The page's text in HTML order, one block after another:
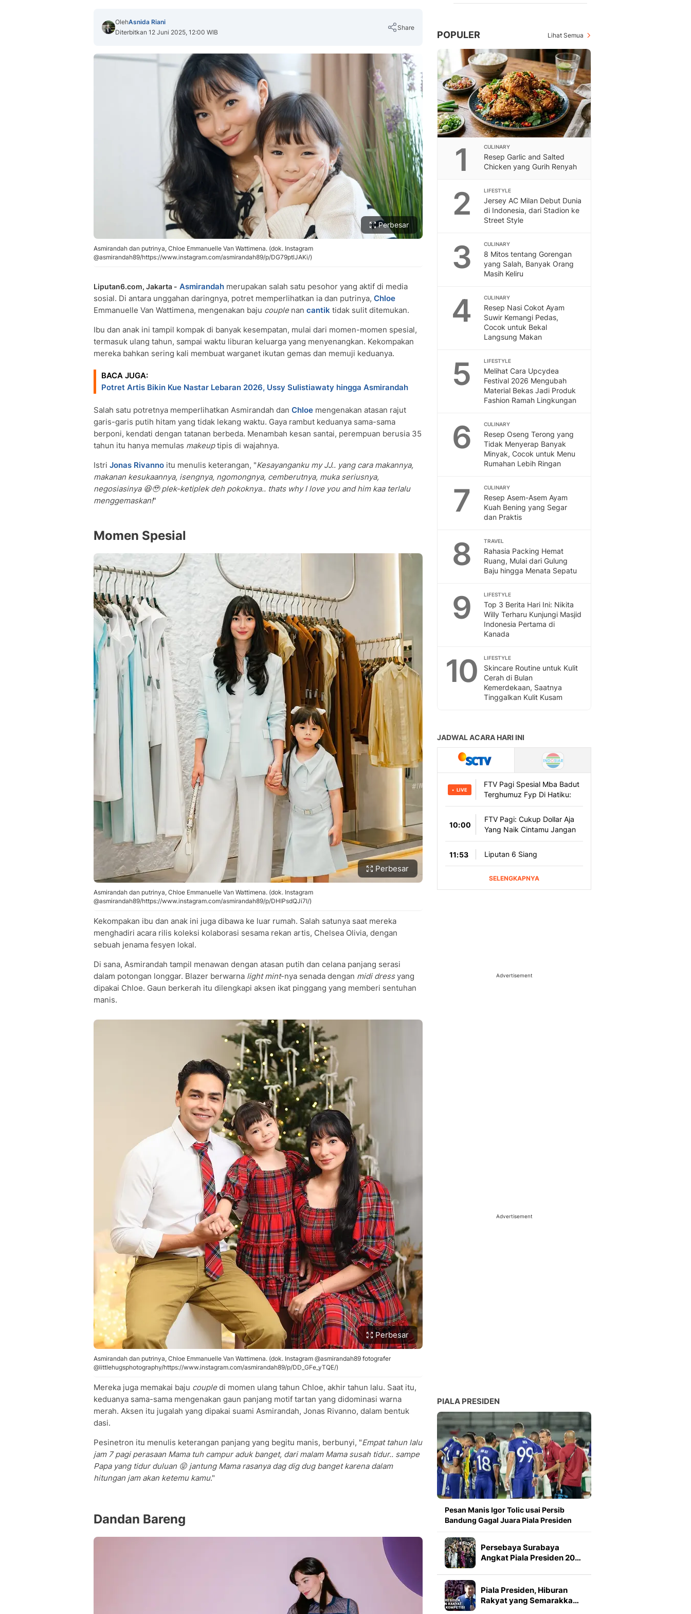
OlehAsnida Riani
Diterbitkan 12 Juni 2025, 12:00 WIB
Share
Copy Link
Perbesar
Asmirandah dan putrinya, Chloe Emmanuelle Van Wattimena. (dok. Instagram
@asmirandah89/https://www.instagram.com/asmirandah89/p/DG79ptlJAKi/)
Liputan6.com, Jakarta - Asmirandah merupakan salah satu pesohor yang aktif di media
sosial. Di antara unggahan daringnya, potret memperlihatkan ia dan putrinya, Chloe
Emmanuelle Van Wattimena, mengenakan baju couple nan cantik tidak sulit ditemukan.
Ibu dan anak ini tampil kompak di banyak kesempatan, mulai dari momen-momen spesial,
termasuk ulang tahun, sampai waktu liburan keluarga yang menyenangkan. Kekompakan
mereka bahkan sering kali membuat warganet ikutan gemas dan memuji keduanya.
BACA JUGA:
Potret Artis Bikin Kue Nastar Lebaran 2026, Ussy Sulistiawaty hingga Asmirandah
Salah satu potretnya memperlihatkan Asmirandah dan Chloe mengenakan atasan rajut
garis-garis putih hitam yang tidak lekang waktu. Gaya rambut keduanya sama-sama
berponi, kendati dengan tatanan berbeda. Menambah kesan santai, perempuan berusia 35
tahun itu hanya memulas makeuptipis di wajahnya.
Istri Jonas Rivanno itu menulis keterangan, "Kesayanganku my JJ.. yang cara makannya,
makanan kesukaannya, isengnya, ngomongnya, cemberutnya, muka seriusnya,
negosiasinya 😆🥹 plek-ketiplek deh pokoknya.. thats why I love you and him kaa terlalu
menggemaskan!"
Momen Spesial
Perbesar
Asmirandah dan putrinya, Chloe Emmanuelle Van Wattimena. (dok. Instagram
@asmirandah89/https://www.instagram.com/asmirandah89/p/DHIPsdQJi7I/)
Kekompakan ibu dan anak ini juga dibawa ke luar rumah. Salah satunya saat mereka
menghadiri acara rilis koleksi kolaborasi sesama rekan artis, Chelsea Olivia, dengan
sebuah jenama fesyen lokal.
Di sana, Asmirandah tampil menawan dengan atasan putih dan celana panjang serasi
dalam potongan longgar. Blazer berwarna light mint-nya senada dengan midi dressyang
dipakai Chloe. Gaun berkerah itu dilengkapi aksen ikat pinggang yang memberi sentuhan
manis.
Perbesar
Asmirandah dan putrinya, Chloe Emmanuelle Van Wattimena. (dok. Instagram @asmirandah89 fotografer
@littlehugsphotography/https://www.instagram.com/asmirandah89/p/DD_GFe_yTQE/)
Mereka juga memakai baju coupledi momen ulang tahun Chloe, akhir tahun lalu. Saat itu,
keduanya sama-sama mengenakan gaun panjang motif tartan yang didominasi warna
merah. Aksen itu jugalah yang dipakai suami Asmirandah, Jonas Rivanno, dalam bentuk
dasi.
Pesinetron itu menulis keterangan panjang yang begitu manis, berbunyi, "Empat tahun lalu
jam 7 pagi perasaan Mama tuh campur aduk banget, dari malam Mama susah tidur.. sampe
Papa yang tidur duluan 😝 jantung Mama rasanya dag dig dug banget karena dalam
hitungan jam akan ketemu kamu."
Dandan Bareng
POPULER Lihat Semua
1 CULINARY
Resep Garlic and Salted
Chicken yang Gurih Renyah
2 LIFESTYLE
Jersey AC Milan Debut Dunia
di Indonesia, dari Stadion ke
Street Style
3 CULINARY
8 Mitos tentang Gorengan
yang Salah, Banyak Orang
Masih Keliru
4 CULINARY
Resep Nasi Cokot Ayam
Suwir Kemangi Pedas,
Cocok untuk Bekal
Langsung Makan
5 LIFESTYLE
Melihat Cara Upcydea
Festival 2026 Mengubah
Material Bekas Jadi Produk
Fashion Ramah Lingkungan
6 CULINARY
Resep Oseng Terong yang
Tidak Menyerap Banyak
Minyak, Cocok untuk Menu
Rumahan Lebih Ringan
7 CULINARY
Resep Asem-Asem Ayam
Kuah Bening yang Segar
dan Praktis
8 TRAVEL
Rahasia Packing Hemat
Ruang, Mulai dari Gulung
Baju hingga Menata Sepatu
9 LIFESTYLE
Top 3 Berita Hari Ini: Nikita
Willy Terharu Kunjungi Masjid
Indonesia Pertama di
Kanada
10 LIFESTYLE
Skincare Routine untuk Kulit
Cerah di Bulan
Kemerdekaan, Saatnya
Tinggalkan Kulit Kusam
Advertisement
Advertisement
PIALA PRESIDEN
Pesan Manis Igor Tolic usai Persib
Bandung Gagal Juara Piala Presiden
Persebaya Surabaya
Angkat Piala Presiden 20…
Piala Presiden, Hiburan
Rakyat yang Semarakka…